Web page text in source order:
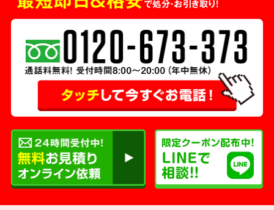
で処分・お引き取り！